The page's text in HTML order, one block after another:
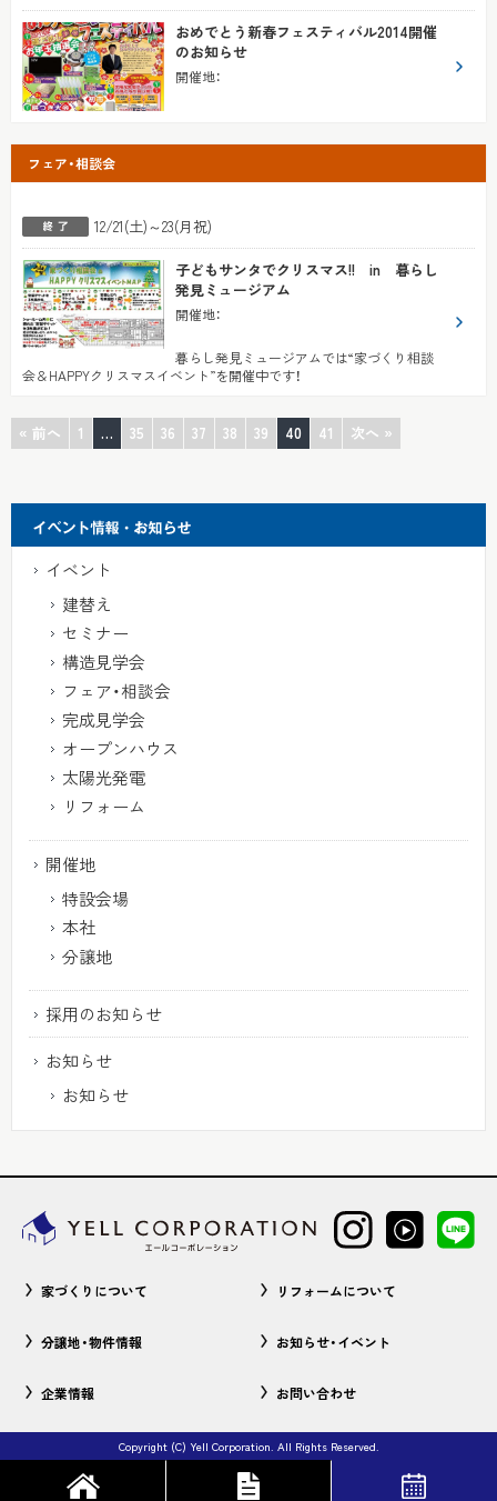
おめでとう新春フェスティバル2014開催
のお知らせ
開催地：
フェア・相談会
12/21(土)～23(月祝)
子どもサンタでクリスマス!! in 暮らし
発見ミュージアム
開催地：
暮らし発見ミュージアムでは“家づくり相談
会＆HAPPYクリスマスイベント”を開催中です！
« 前へ 1 … 35 36 37 38 39 40 41 次へ »
イベント
建替え
セミナー
構造見学会
フェア・相談会
完成見学会
オープンハウス
太陽光発電
リフォーム
開催地
特設会場
本社
分譲地
採用のお知らせ
お知らせ
お知らせ
家づくりについて リフォームについて
分譲地・物件情報 お知らせ・イベント
企業情報 お問い合わせ
Copyright (C) Yell Corporation. All Rights Reserved.